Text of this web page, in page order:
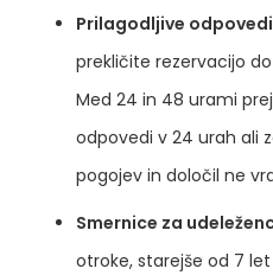
Prilagodljive
prekličite rezervacijo
Med 24 in 48 urami
odpovedi v 24 urah ali
pogojev in določil ne
Smernice za
otroke, starejše od 7